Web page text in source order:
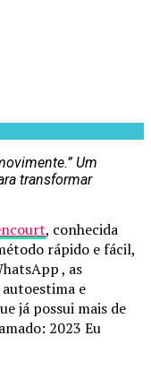
Um
transformar
, conhecida
rápido e fácil,
, as
e
já possui mais de
2023 Eu